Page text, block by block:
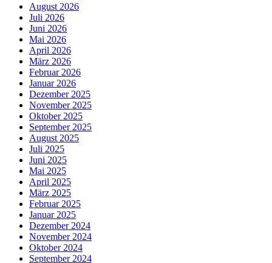
August 2026
Juli 2026
Juni 2026
Mai 2026
April 2026
März 2026
Februar 2026
Januar 2026
Dezember 2025
November 2025
Oktober 2025
September 2025
August 2025
Juli 2025
Juni 2025
Mai 2025
April 2025
März 2025
Februar 2025
Januar 2025
Dezember 2024
November 2024
Oktober 2024
September 2024